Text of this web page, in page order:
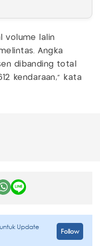
volume lalin
Angka
dibanding total
kendaraan," kata
untuk Update
Follow